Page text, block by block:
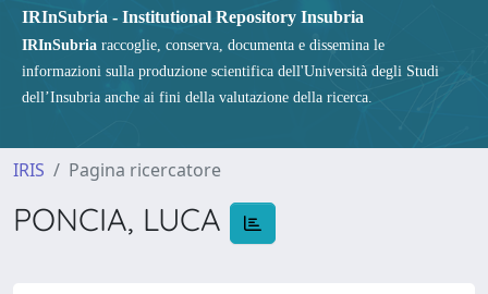
IRInSubria - Institutional Repository Insubria
IRInSubria raccoglie, conserva, documenta e dissemina le
informazioni sulla produzione scientifica dell'Università degli Studi
dell’Insubria anche ai fini della valutazione della ricerca.
IRIS Pagina ricercatore
PONCIA, LUCA